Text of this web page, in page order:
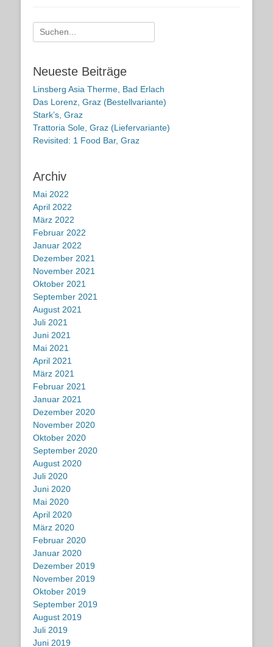
Suche
nach:
Neueste Beiträge
Linsberg Asia Therme, Bad Erlach
Das Lorenz, Graz (Bestellvariante)
Stark’s, Graz
Trattoria Sole, Graz (Liefervariante)
Revisited: 1 Food Bar, Graz
Archiv
Mai 2022
April 2022
März 2022
Februar 2022
Januar 2022
Dezember 2021
November 2021
Oktober 2021
September 2021
August 2021
Juli 2021
Juni 2021
Mai 2021
April 2021
März 2021
Februar 2021
Januar 2021
Dezember 2020
November 2020
Oktober 2020
September 2020
August 2020
Juli 2020
Juni 2020
Mai 2020
April 2020
März 2020
Februar 2020
Januar 2020
Dezember 2019
November 2019
Oktober 2019
September 2019
August 2019
Juli 2019
Juni 2019